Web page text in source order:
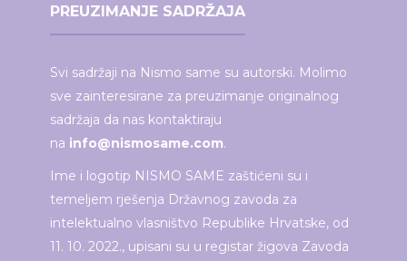
PREUZIMANJE SADRŽAJA
Svi sadržaji na Nismo same su autorski. Molimo
sve zainteresirane za preuzimanje originalnog
sadržaja da nas kontaktiraju
na info@nismosame.com.
Ime i logotip NISMO SAME zaštićeni su i
temeljem rješenja Državnog zavoda za
intelektualno vlasništvo Republike Hrvatske, od
11. 10. 2022., upisani su u registar žigova Zavoda